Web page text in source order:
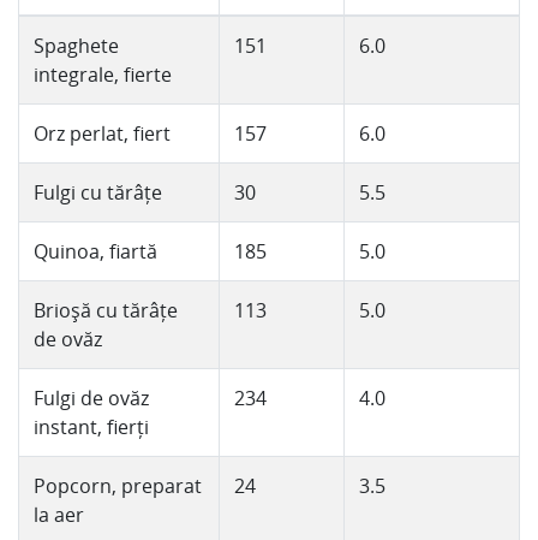
Spaghete
integrale, fierte
151 6.0
Orz perlat, fiert 157 6.0
Fulgi cu tărâțe 30 5.5
Quinoa, fiartă 185 5.0
Brioșă cu tărâțe
de ovăz
113 5.0
Fulgi de ovăz
instant, fierți
234 4.0
Popcorn, preparat
la aer
24 3.5